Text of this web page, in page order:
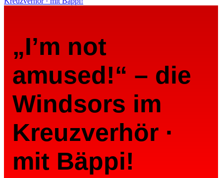
„I’m not
amused!“ – die
Windsors im
Kreuzverhör ·
mit Bäppi!